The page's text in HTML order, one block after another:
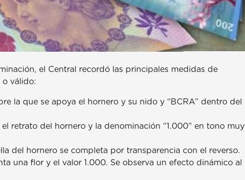
el Central recordó las principales medidas de
o válido:
la que se apoya el hornero y su nido y “BCRA” dentro del
retrato del hornero y la denominación “1.000” en tono muy
del hornero se completa por transparencia con el reverso.
una flor y el valor 1.000. Se observa un efecto dinámico al